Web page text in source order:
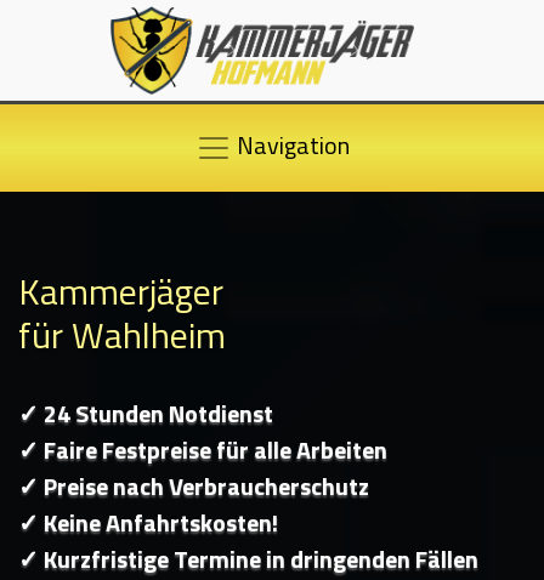
Navigation
Kammerjäger
für Wahlheim
✓ 24 Stunden Notdienst
✓ Faire Festpreise für alle Arbeiten
✓ Preise nach Verbraucherschutz
✓ Keine Anfahrtskosten!
✓ Kurzfristige Termine in dringenden Fällen